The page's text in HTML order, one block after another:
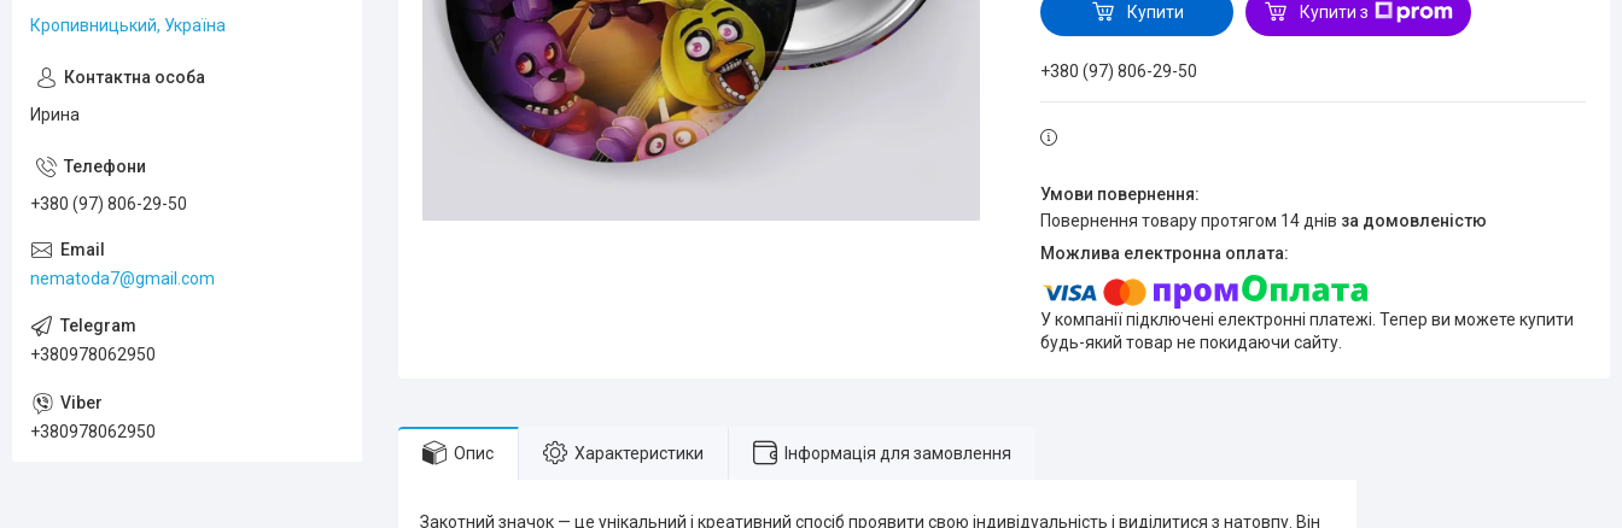
Купити Купити з
+380 (97) 806-29-50
повернення товару протягом 14 днів за домовленістю
У компанії підключені електронні платежі. Тепер ви можете купити
будь-який товар не покидаючи сайту.
Опис Характеристики Інформація для замовлення
Закотний значок — це унікальний і креативний спосіб проявити свою індивідуальність і виділитися з натовпу. Він
Кропивницький, Україна
Ирина
+380 (97) 806-29-50
nematoda7@gmail.com
+380978062950
+380978062950